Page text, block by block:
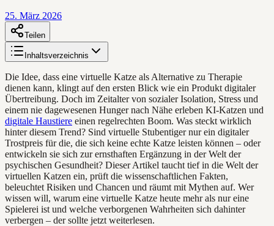
25. März 2026
Teilen
Inhaltsverzeichnis
Die Idee, dass eine virtuelle Katze als Alternative zu Therapie
dienen kann, klingt auf den ersten Blick wie ein Produkt digitaler
Übertreibung. Doch im Zeitalter von sozialer Isolation, Stress und
einem nie dagewesenen Hunger nach Nähe erleben KI-Katzen und
digitale Haustiere einen regelrechten Boom. Was steckt wirklich
hinter diesem Trend? Sind virtuelle Stubentiger nur ein digitaler
Trostpreis für die, die sich keine echte Katze leisten können – oder
entwickeln sie sich zur ernsthaften Ergänzung in der Welt der
psychischen Gesundheit? Dieser Artikel taucht tief in die Welt der
virtuellen Katzen ein, prüft die wissenschaftlichen Fakten,
beleuchtet Risiken und Chancen und räumt mit Mythen auf. Wer
wissen will, warum eine virtuelle Katze heute mehr als nur eine
Spielerei ist und welche verborgenen Wahrheiten sich dahinter
verbergen – der sollte jetzt weiterlesen.